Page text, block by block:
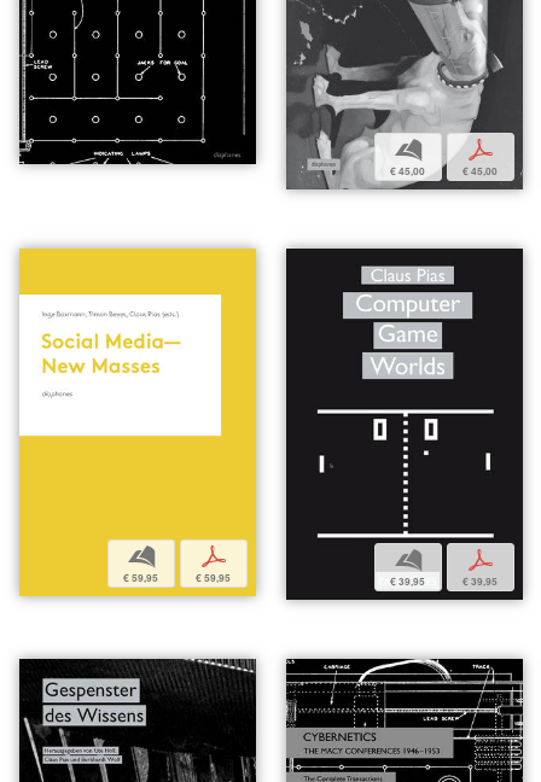
b
€ 45,00
p
€ 45,00
b
€ 59,95
p
€ 59,95
b
€ 39,95
p
€ 39,95